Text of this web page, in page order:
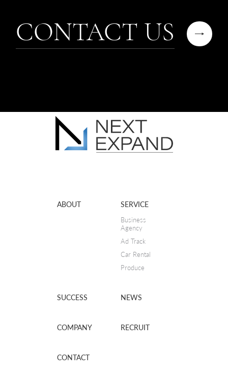
CONTACT US
ABOUT SERVICE
Business
Agency
Ad Track
Car Rental
Produce
SUCCESS NEWS
COMPANY RECRUIT
CONTACT